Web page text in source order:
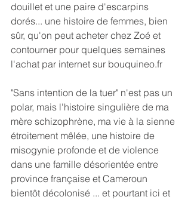
douillet et une paire d'escarpins
dorés... une histoire de femmes, bien
sûr, qu'on peut acheter chez Zoé et
contourner pour quelques semaines
l'achat par internet sur bouquineo.fr
"Sans intention de la tuer" n'est pas un
polar, mais l'histoire singulière de ma
mère schizophrène, ma vie à la sienne
étroitement mêlée, une histoire de
misogynie profonde et de violence
dans une famille désorientée entre
province française et Cameroun
bientôt décolonisé ... et pourtant ici et